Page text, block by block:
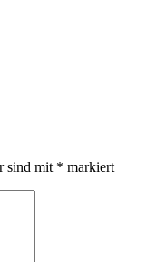
sind mit * markiert